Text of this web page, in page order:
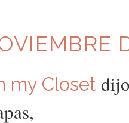
my Closet